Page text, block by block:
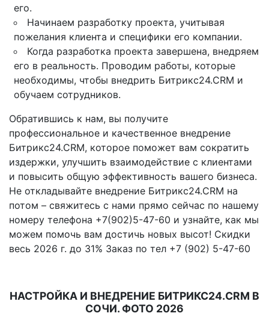
его.
Начинаем разработку проекта, учитывая
пожелания клиента и специфики его компании.
Когда разработка проекта завершена, внедряем
его в реальность. Проводим работы, которые
необходимы, чтобы внедрить Битрикс24.CRM и
обучаем сотрудников.
Обратившись к нам, вы получите
профессиональное и качественное внедрение
Битрикс24.CRM, которое поможет вам сократить
издержки, улучшить взаимодействие с клиентами
и повысить общую эффективность вашего бизнеса.
Не откладывайте внедрение Битрикс24.CRM на
потом – свяжитесь с нами прямо сейчас по нашему
номеру телефона +7(902)5-47-60 и узнайте, как мы
можем помочь вам достичь новых высот! Скидки
весь 2026 г. до 31% Заказ по тел +7 (902) 5-47-60
НАСТРОЙКА И ВНЕДРЕНИЕ БИТРИКС24.CRM В
СОЧИ. ФОТО 2026